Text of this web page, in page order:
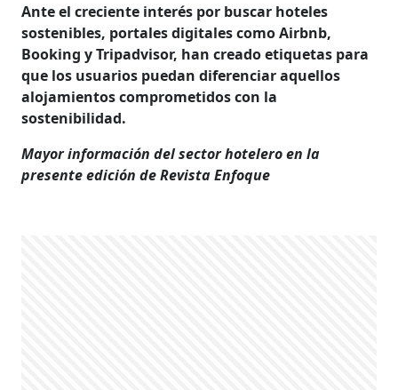
Ante el creciente interés por buscar hoteles
sostenibles, portales digitales como Airbnb,
Booking y Tripadvisor, han creado etiquetas para
que los usuarios puedan diferenciar aquellos
alojamientos comprometidos con la
sostenibilidad.
Mayor información del sector hotelero en la
presente edición de Revista Enfoque